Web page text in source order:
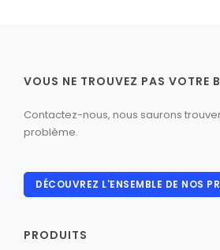
VOUS NE TROUVEZ PAS VOTRE
Contactez-nous, nous saurons
problème.
DÉCOUVREZ L'ENSEMBLE DE NOS
PRODUITS